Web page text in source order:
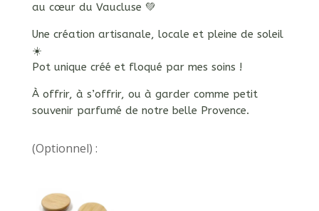
au cœur du Vaucluse 💚
Une création artisanale, locale et pleine de soleil
☀️
Pot unique créé et floqué par mes soins !
À offrir, à s’offrir, ou à garder comme petit
souvenir parfumé de notre belle Provence.
(Optionnel) :